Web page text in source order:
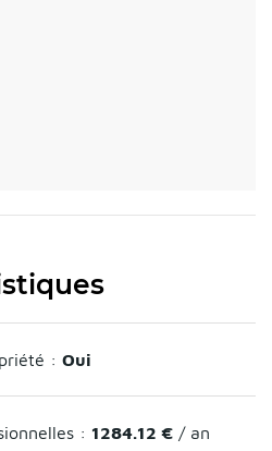
:Oui
: 1284.12 € / an